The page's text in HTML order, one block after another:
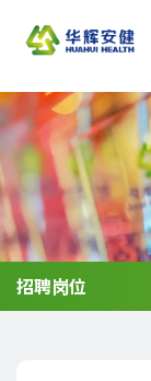
招聘岗位